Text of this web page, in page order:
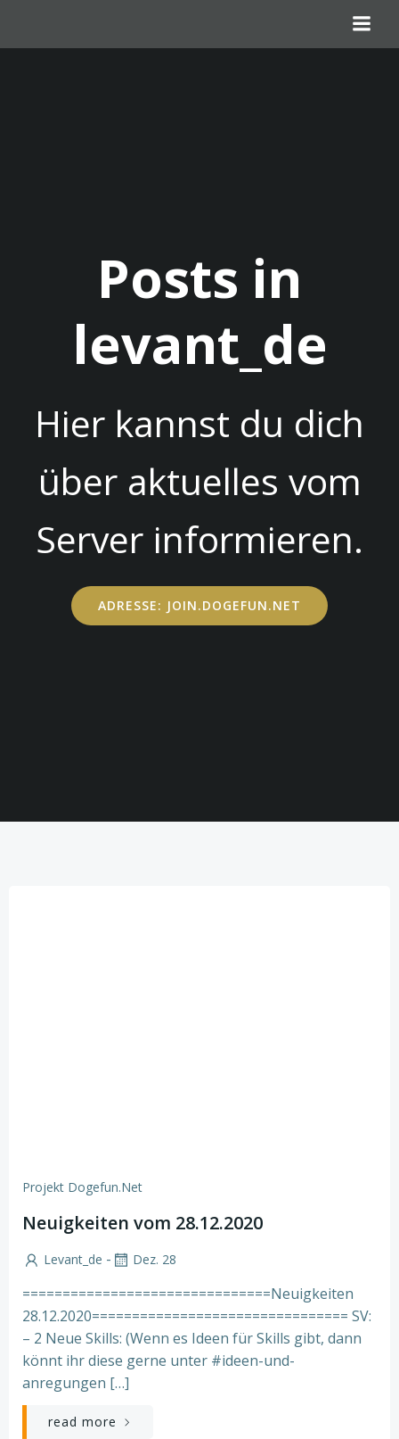
springen
Posts in
levant_de
Hier kannst du dich
über aktuelles vom
Server informieren.
ADRESSE: JOIN.DOGEFUN.NET
Projekt Dogefun.net
Neuigkeiten vom 28.12.2020
Levant_de - Dez. 28
===============================Neuigkeiten
28.12.2020================================ SV:
– 2 Neue Skills: (Wenn es Ideen für Skills gibt, dann
könnt ihr diese gerne unter #ideen-und-
anregungen […]
read more